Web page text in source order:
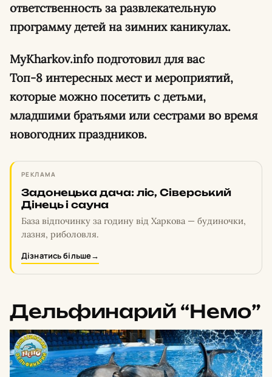
ответственность за развлекательную
программу детей на зимних каникулах.
MyKharkov.info подготовил для вас
Топ-8 интересных мест и мероприятий,
которые можно посетить с детьми,
младшими братьями или сестрами во время
новогодних праздников.
РЕКЛАМА
Задонецька дача: ліс, Сіверський
Дінець і сауна
База відпочинку за годину від Харкова — будиночки,
лазня, риболовля.
Дізнатись більше→
Дельфинарий “Немо”